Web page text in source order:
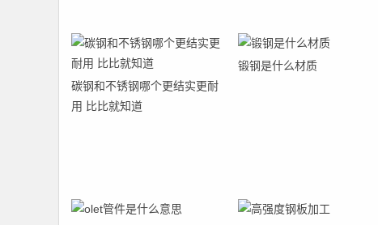
碳钢和不锈钢哪个更结实更耐
用 比比就知道
锻钢是什么材质